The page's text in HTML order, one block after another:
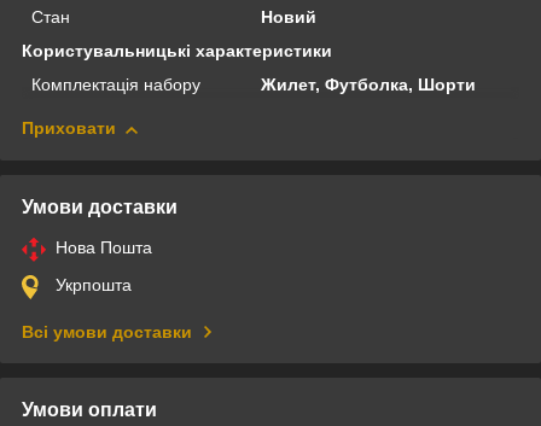
Стан
Новий
Користувальницькі характеристики
Комплектація набору
Жилет, Футболка, Шорти
Приховати
Умови доставки
Нова Пошта
Укрпошта
Всі умови доставки
Умови оплати